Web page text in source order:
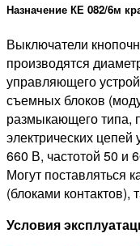
Назначение КЕ 082/6м
Выключатели
производятся
управляющего
съемных блоков
размыкающего типа,
электрических
660 В, частотой 50 и
Могут поставляться
(блоками контактов),
Условия